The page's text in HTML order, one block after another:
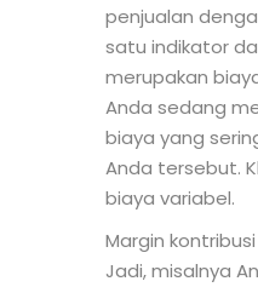
penjualan
satu indikator
merupakan
Anda sedang
biaya yang
Anda tersebut.
biaya variabel.
Margin
Jadi, misalnya